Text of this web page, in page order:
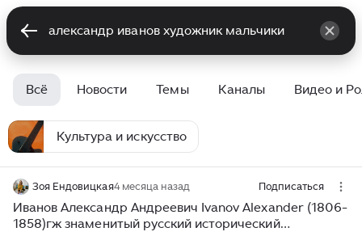
Всё Новости Темы Каналы Видео и
Культура и искусство
Зоя Ендовицкая4 месяца назад Подписаться
Иванов Александр Андреевич Ivanov Alexander (1806-
1858)гж знаменитый русский исторический